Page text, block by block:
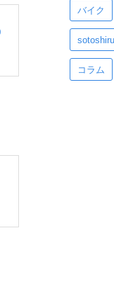
バイク
sotoshiru
コラム